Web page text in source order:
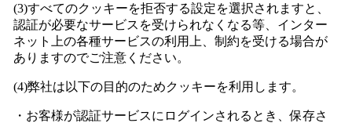
(3)すべてのクッキーを拒否する設定を選択されますと、
認証が必要なサービスを受けられなくなる等、インター
ネット上の各種サービスの利用上、制約を受ける場合が
ありますのでご注意ください。
(4)弊社は以下の目的のためクッキーを利用します。
・お客様が認証サービスにログインされるとき、保存さ